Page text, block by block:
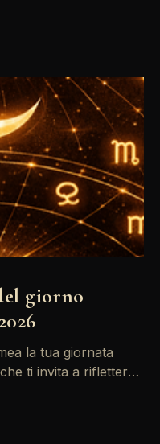
giorno
ti invita a riflettere
generare interazioni